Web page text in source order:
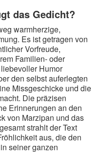
das Gedicht?
warmherzige,
Es ist getragen von
Vorfreude,
Familien- oder
Humor
den selbst auferlegten
Missgeschicke und die
Die präzisen
Erinnerungen an den
von Marzipan und das
strahlt der Text
aus, die den
seiner ganzen